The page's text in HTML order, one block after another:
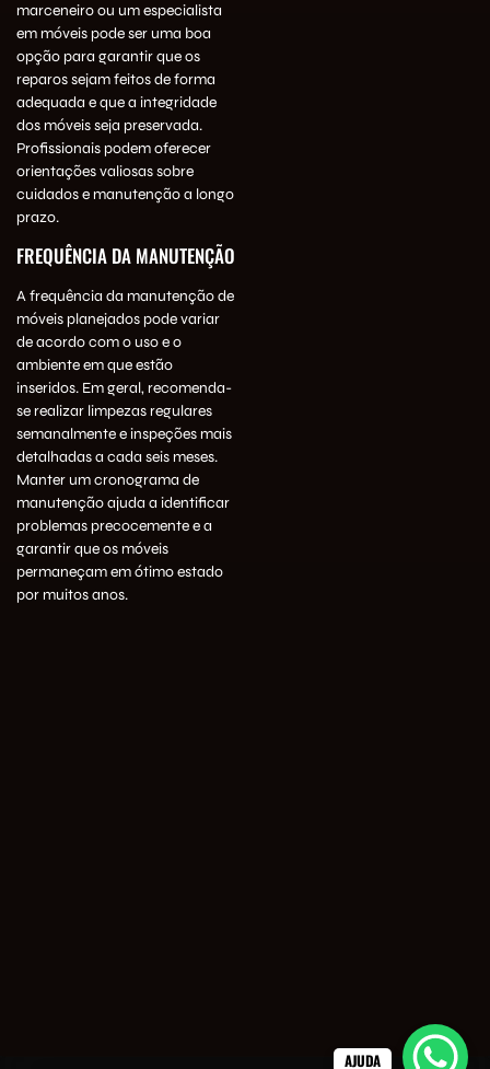
marceneiro ou um especialista
em móveis pode ser uma boa
opção para garantir que os
reparos sejam feitos de forma
adequada e que a integridade
dos móveis seja preservada.
Profissionais podem oferecer
orientações valiosas sobre
cuidados e manutenção a longo
prazo.
FREQUÊNCIA DA MANUTENÇÃO
A frequência da manutenção de
móveis planejados pode variar
de acordo com o uso e o
ambiente em que estão
inseridos. Em geral, recomenda-
se realizar limpezas regulares
semanalmente e inspeções mais
detalhadas a cada seis meses.
Manter um cronograma de
manutenção ajuda a identificar
problemas precocemente e a
garantir que os móveis
permaneçam em ótimo estado
por muitos anos.
AJUDA